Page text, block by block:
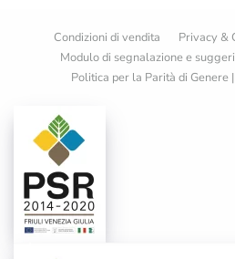
Condizioni di vendita Privacy &
Modulo di segnalazione e
Politica per la Parità di Genere